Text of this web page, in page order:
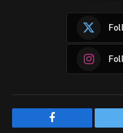
Facebook